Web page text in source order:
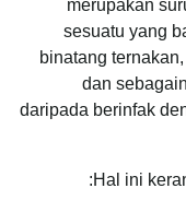
merupakan
sesuatu yang
binatang
dan
daripada berinfak
Hal ini